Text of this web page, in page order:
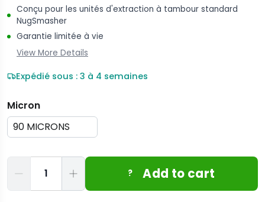
Conçu pour les unités d'extraction à tambour standard
NugSmasher
Garantie limitée à vie
View More Details
Expédié sous : 3 à 4 semaines
Micron
? Add to cart